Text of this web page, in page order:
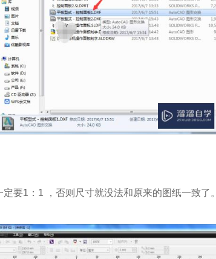
要1：1 ，否则尺寸就没法和原来的图纸一致了。